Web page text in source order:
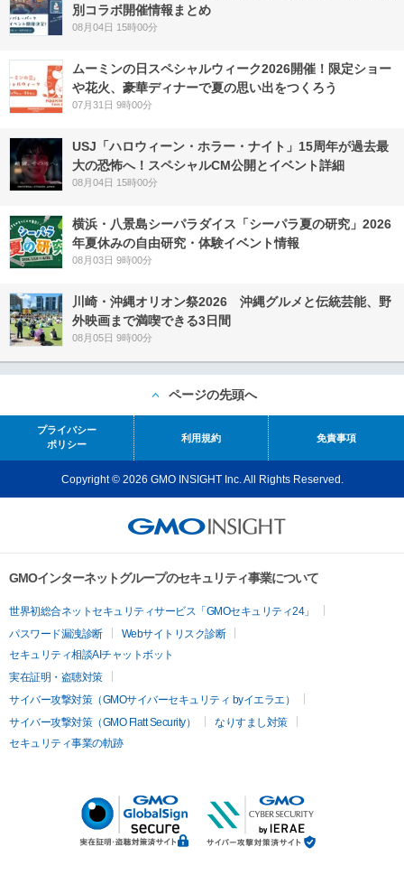
別コラボ開催情報まとめ
08月04日 15時00分
ムーミンの日スペシャルウィーク2026開催！限定ショー
や花火、豪華ディナーで夏の思い出をつくろう
07月31日 9時00分
USJ「ハロウィーン・ホラー・ナイト」15周年が過去最
大の恐怖へ！スペシャルCM公開とイベント詳細
08月04日 15時00分
横浜・八景島シーパラダイス「シーパラ夏の研究」2026
年夏休みの自由研究・体験イベント情報
08月03日 9時00分
川崎・沖縄オリオン祭2026 沖縄グルメと伝統芸能、野
外映画まで満喫できる3日間
08月05日 9時00分
ページの先頭へ
プライバシー
ポリシー
利用規約 免責事項
Copyright © 2026 GMO INSIGHT Inc. All Rights Reserved.
GMOインターネットグループのセキュリティ事業について
世界初総合ネットセキュリティサービス「GMOセキュリティ24」
パスワード漏洩診断
Webサイトリスク診断
セキュリティ相談AIチャットボット
実在証明・盗聴対策
サイバー攻撃対策（GMOサイバーセキュリティ byイエラエ）
サイバー攻撃対策（GMO Flatt Security）
なりすまし対策
セキュリティ事業の軌跡